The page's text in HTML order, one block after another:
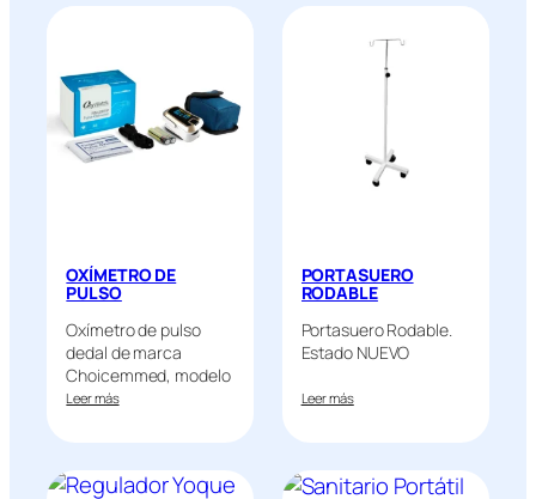
OXÍMETRO DE
PULSO
Oxímetro de pulso
dedal de marca
Choicemmed, modelo
OPC de…
Leer más
PORTASUERO
RODABLE
Portasuero Rodable.
Estado NUEVO
Leer más